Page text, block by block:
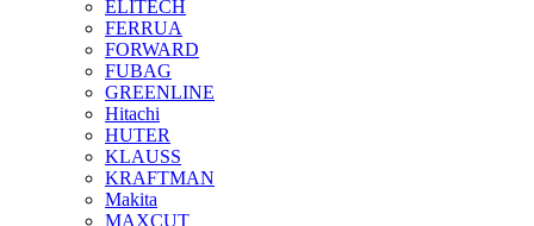
ELITECH
FERRUA
FORWARD
FUBAG
GREENLINE
Hitachi
HUTER
KLAUSS
KRAFTMAN
Makita
MAXCUT